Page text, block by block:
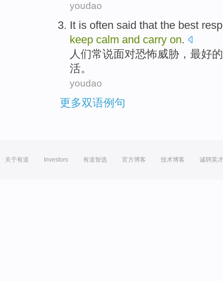
youdao
It is often said that the best
keep calm and carry on.
人们常说面对恐怖威胁 ， 最好的
活。
youdao
更多双语例句
关于有道 Investors 有道智选 官方博客 技术博客 诚聘英才